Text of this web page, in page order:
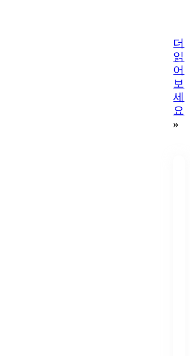
더
읽
어
보
세
요
»